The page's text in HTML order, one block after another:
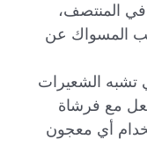
المنتصف،
المسواك عن
تشبه الشعيرات
مع فرشاة
أي معجون